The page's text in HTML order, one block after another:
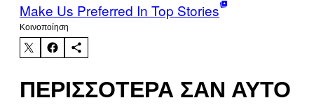
Make Us Preferred In Top Stories
Kοινοποίηση
ΠΕΡΙΣΣΌΤΕΡΑ ΣΑΝ ΑΥΤΌ